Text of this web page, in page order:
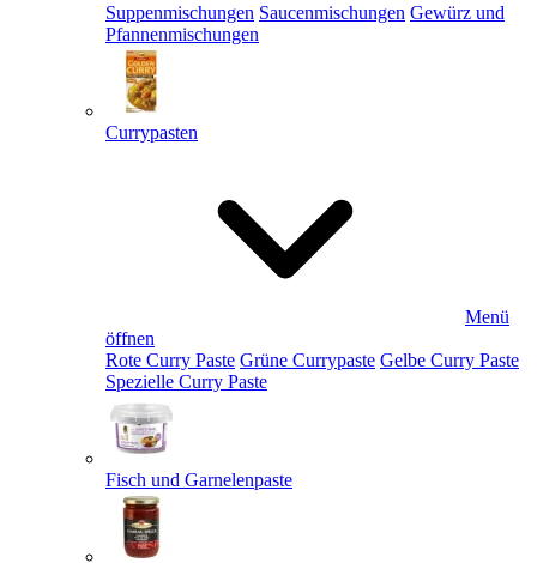
Suppenmischungen Saucenmischungen Gewürz und
Pfannenmischungen
Currypasten
Menü
öffnen
Rote Curry Paste Grüne Currypaste Gelbe Curry Paste
Spezielle Curry Paste
Fisch und Garnelenpaste